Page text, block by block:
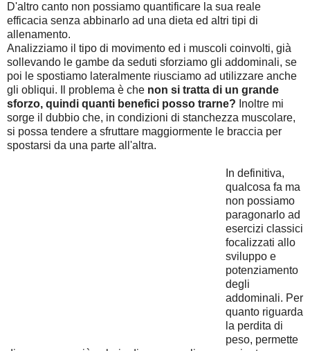
D'altro canto non possiamo quantificare la sua reale
efficacia senza abbinarlo ad una dieta ed altri tipi di
allenamento.
Analizziamo il tipo di movimento ed i muscoli coinvolti, già
sollevando le gambe da seduti sforziamo gli addominali, se
poi le spostiamo lateralmente riusciamo ad utilizzare anche
gli obliqui. Il problema è che non si tratta di un grande
sforzo, quindi quanti benefici posso trarne? Inoltre mi
sorge il dubbio che, in condizioni di stanchezza muscolare,
si possa tendere a sfruttare maggiormente le braccia per
spostarsi da una parte all'altra.
In definitiva,
qualcosa fa ma
non possiamo
paragonarlo ad
esercizi classici
focalizzati allo
sviluppo e
potenziamento
degli
addominali. Per
quanto riguarda
la perdita di
peso, permette